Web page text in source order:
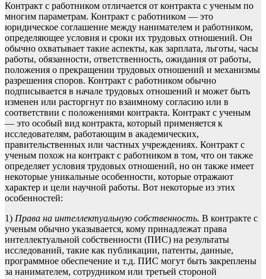
Контракт с работником отличается от контракта с ученым по
многим параметрам. Контракт с работником — это
юридическое соглашение между нанимателем и работником,
определяющее условия и сроки их трудовых отношений. Он
обычно охватывает такие аспекты, как зарплата, льготы, часы
работы, обязанности, ответственность, ожидания от работы,
положения о прекращении трудовых отношений и механизмы
разрешения споров. Контракт с работником обычно
подписывается в начале трудовых отношений и может быть
изменен или расторгнут по взаимному согласию или в
соответствии с положениями контракта. Контракт с ученым
— это особый вид контракта, который применяется к
исследователям, работающим в академических,
правительственных или частных учреждениях. Контракт с
ученым похож на контракт с работником в том, что он также
определяет условия трудовых отношений, но он также имеет
некоторые уникальные особенности, которые отражают
характер и цели научной работы. Вот некоторые из этих
особенностей:
1) Права на интеллектуальную собственность. В контракте с
ученым обычно указывается, кому принадлежат права
интеллектуальной собственности (ПИС) на результаты
исследований, такие как публикации, патенты, данные,
программное обеспечение и т.д. ПИС могут быть закреплены
за нанимателем, сотрудником или третьей стороной